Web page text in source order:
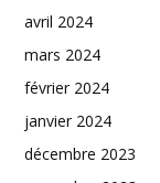
avril 2024
mars 2024
février 2024
janvier 2024
décembre 2023